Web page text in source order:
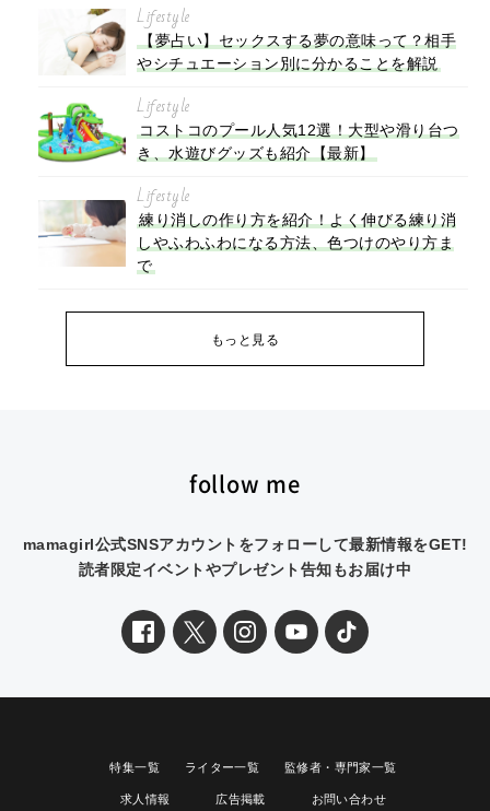
Lifestyle
【夢占い】セックスする夢の意味って？相手
やシチュエーション別に分かることを解説
Lifestyle
コストコのプール人気12選！大型や滑り台つ
き、水遊びグッズも紹介【最新】
Lifestyle
練り消しの作り方を紹介！よく伸びる練り消
しやふわふわになる方法、色つけのやり方ま
で
もっと見る
follow me
mamagirl公式SNSアカウントをフォローして最新情報をGET!
読者限定イベントやプレゼント告知もお届け中
特集一覧 ライター一覧 監修者・専門家一覧
求人情報 広告掲載 お問い合わせ